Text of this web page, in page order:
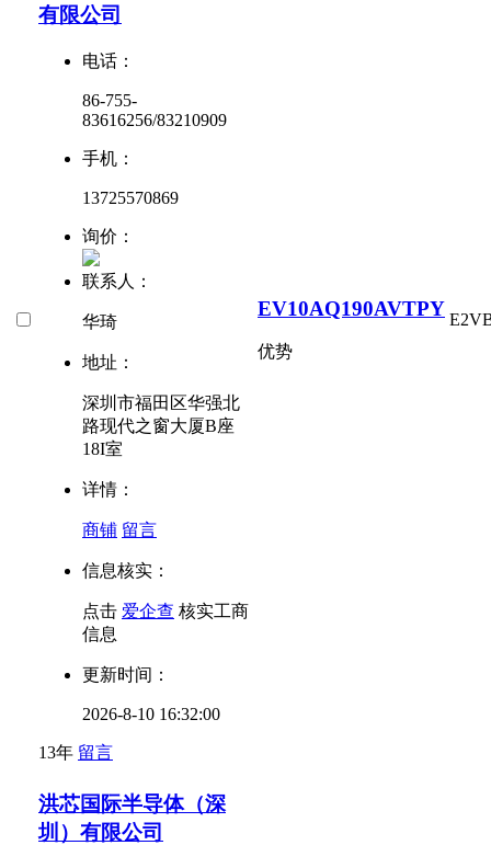
有限公司
电话：
86-755-
83616256/83210909
手机：
13725570869
询价：
联系人：
华琦
地址：
深圳市福田区华强北
路现代之窗大厦B座
18I室
详情：
商铺 留言
信息核实：
点击 爱企查 核实工商
信息
更新时间：
2026-8-10 16:32:00
13年 留言
EV10AQ190AVTPY
优势
E2V
洪芯国际半导体（深
圳）有限公司